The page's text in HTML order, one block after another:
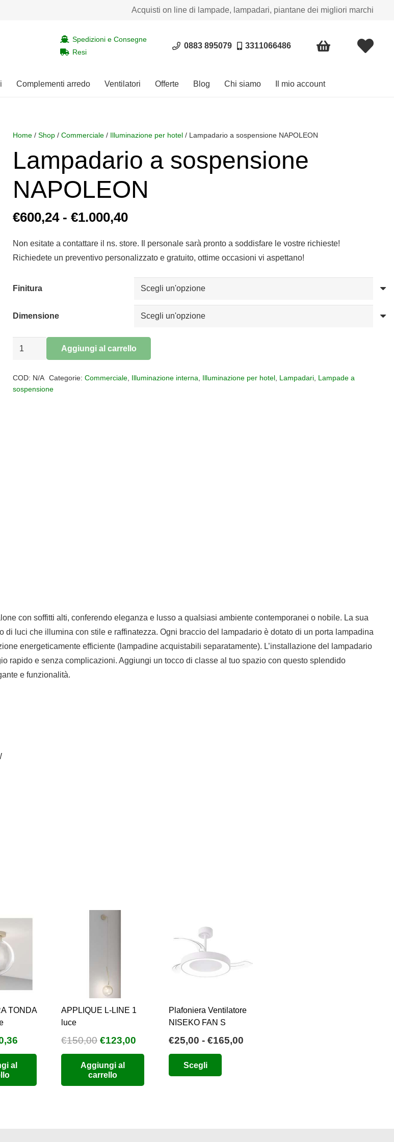
Acquisti on line di lampade, lampadari, piantane dei migliori marchi
Spedizioni e Consegne
Resi
0883 895079 3311066486
Complementi arredo Ventilatori Offerte Blog Chi siamo Il mio account
Home /Shop /Commerciale / Illuminazione per hotel / Lampadario a sospensione NAPOLEON
Lampadario a sospensione
NAPOLEON
€600,24 - €1.000,40Fascia
prezzo:
da
€1.000,40
Non esitate a contattare il ns. store. Il personale sarà pronto a soddisfare le vostre richieste!
Richiedete un preventivo personalizzato e gratuito, ottime occasioni vi aspettano!
Finitura
Dimensione
Lampadario
NAPOLEON
Aggiungi al carrello
COD: N/A Categorie: Commerciale, Illuminazione interna Illuminazione per hotel, Lampadari, Lampade a
sospensione
con soffitti alti, conferendo eleganza e lusso a qualsiasi ambiente contemporanei o nobile. La sua
luci che illumina con stile e raffinatezza. Ogni braccio del lampadario è dotato di un porta lampadina
energeticamente efficiente (lampadine acquistabili separatamente). L’installazione del lampadario
rapido e senza complicazioni. Aggiungi un tocco di classe al tuo spazio con questo splendido
e funzionalità.
TONDA
Il
prezzo
attuale
al
APPLIQUE L-LINE 1
luce
€150,00 Il
prezzo
originale
era:
€123,00
prezzo
Aggiungi al
carrello
Plafoniera Ventilatore
NISEKO FAN S
€25,00 - €165,00Fascia
Scegli